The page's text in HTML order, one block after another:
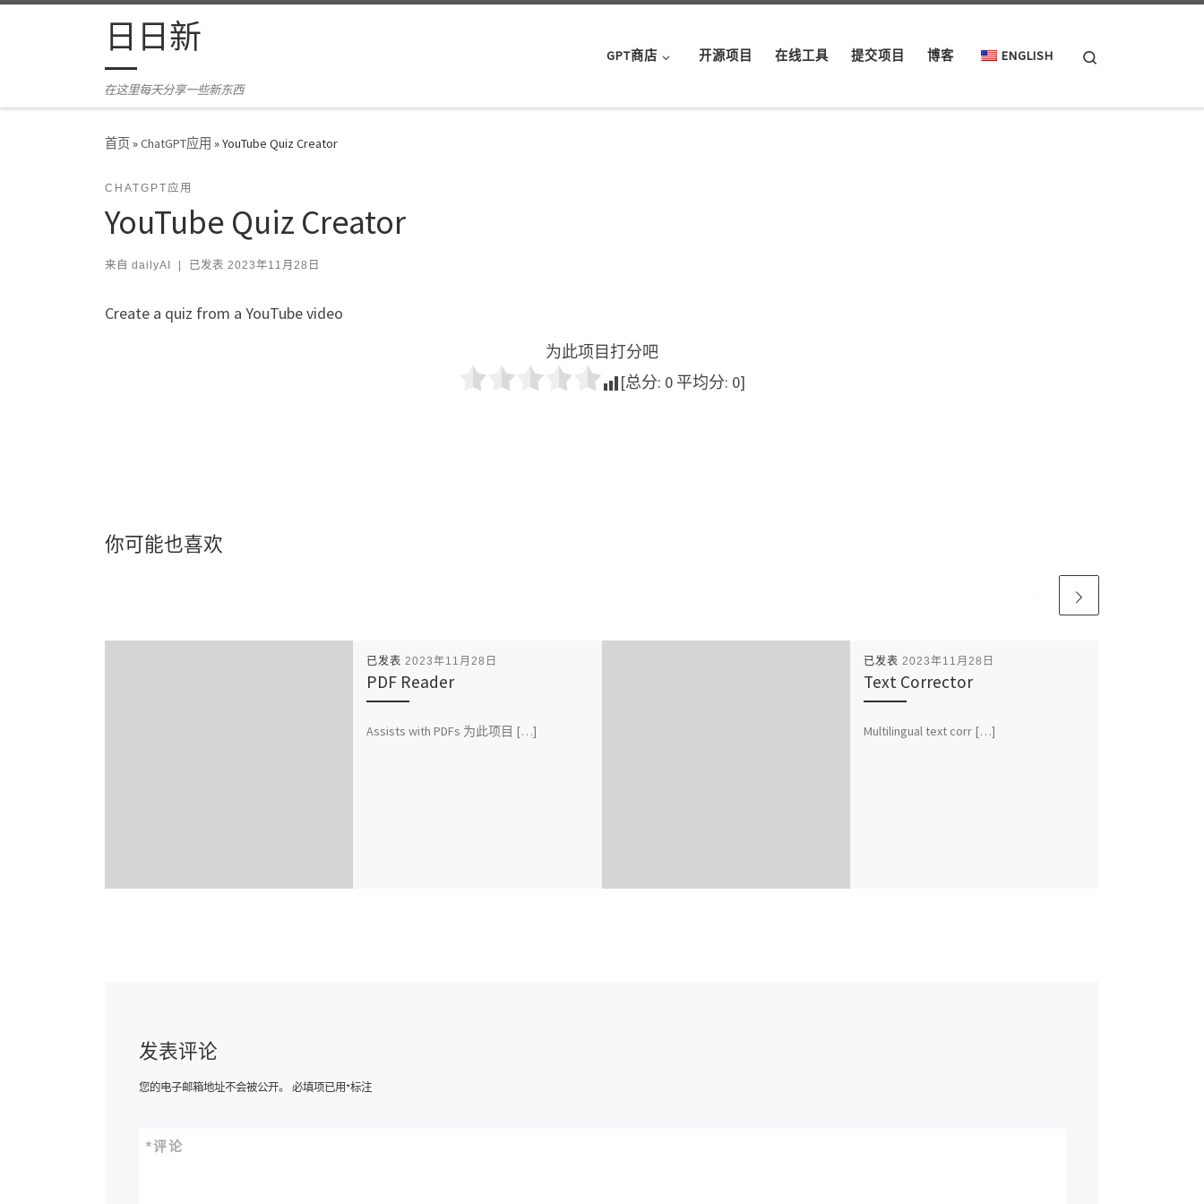
Skip to content日日新
在这里每天分享一些新东西
GPT商店 开源项目 在线工具 提交项目 博客 ENGLISH
首页»ChatGPT应用 »YouTube Quiz Creator
CHATGPT应用
YouTube Quiz Creator
来自 dailyAI 已发表 2023年11月28日
Create a quiz from a YouTube video
为此项目打分吧
[总分: 0 平均分: 0]
你可能也喜欢
已发表 2023年11月28日
PDF Reader
Assists with PDFs 为此项目 […]
已发表 2023年11月28日
Text Corrector
Multilingual text corr […]
发表评论
您的电子邮箱地址不会被公开。 必填项已用*标注
评论
*